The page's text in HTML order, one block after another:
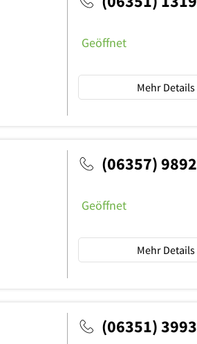
Geöffnet
Mehr Details
(06357)
Geöffnet
Mehr Details
(06351)